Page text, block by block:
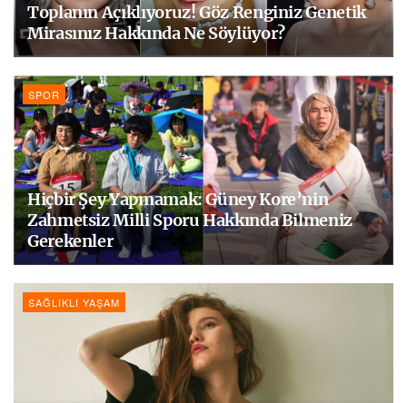
Toplanın Açıklıyoruz! Göz Renginiz Genetik
Mirasınız Hakkında Ne Söylüyor?
SPOR
Hiçbir Şey Yapmamak: Güney Kore’nin
Zahmetsiz Milli Sporu Hakkında Bilmeniz
Gerekenler
SAĞLIKLI YAŞAM